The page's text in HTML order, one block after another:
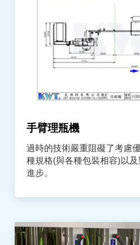
手臂理瓶機
過時的技術嚴重阻礙了考慮
種規格(與各種包裝相容)以
進步。